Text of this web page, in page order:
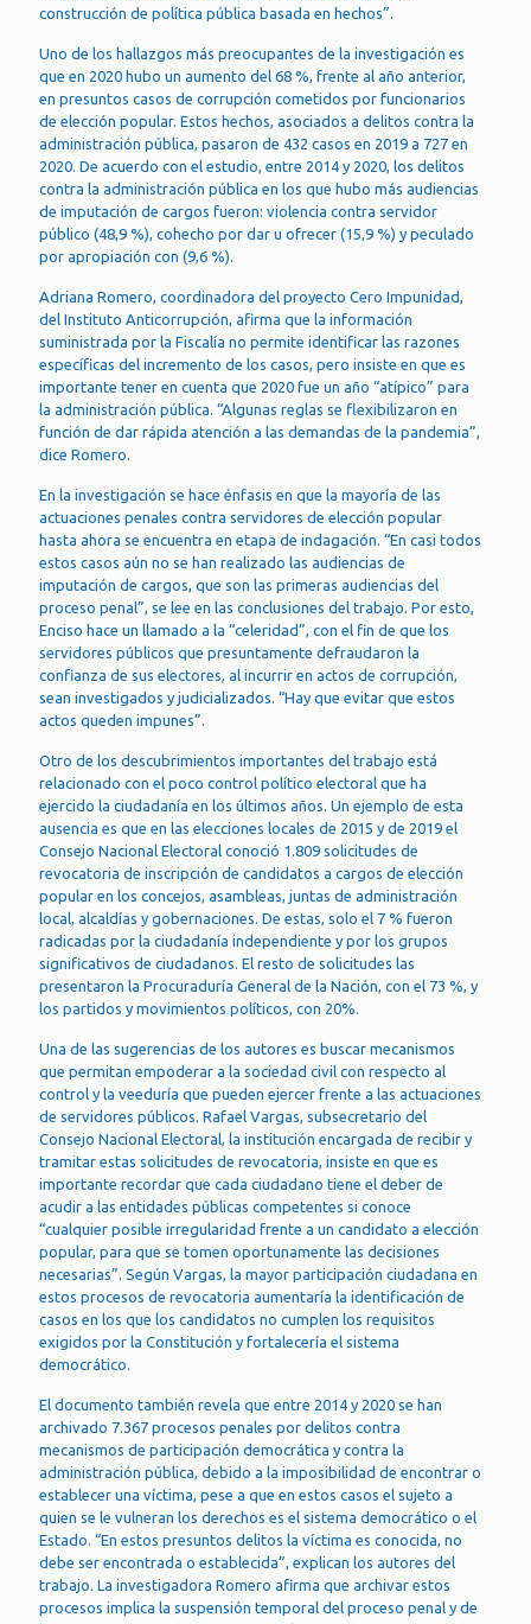
construcción de política pública basada en hechos”.
Uno de los hallazgos más preocupantes de la investigación es
que en 2020 hubo un aumento del 68 %, frente al año anterior,
en presuntos casos de corrupción cometidos por funcionarios
de elección popular. Estos hechos, asociados a delitos contra la
administración pública, pasaron de 432 casos en 2019 a 727 en
2020. De acuerdo con el estudio, entre 2014 y 2020, los delitos
contra la administración pública en los que hubo más audiencias
de imputación de cargos fueron: violencia contra servidor
público (48,9 %), cohecho por dar u ofrecer (15,9 %) y peculado
por apropiación con (9,6 %).
Adriana Romero, coordinadora del proyecto Cero Impunidad,
del Instituto Anticorrupción, afirma que la información
suministrada por la Fiscalía no permite identificar las razones
específicas del incremento de los casos, pero insiste en que es
importante tener en cuenta que 2020 fue un año “atípico” para
la administración pública. “Algunas reglas se flexibilizaron en
función de dar rápida atención a las demandas de la pandemia”,
dice Romero.
En la investigación se hace énfasis en que la mayoría de las
actuaciones penales contra servidores de elección popular
hasta ahora se encuentra en etapa de indagación. “En casi todos
estos casos aún no se han realizado las audiencias de
imputación de cargos, que son las primeras audiencias del
proceso penal”, se lee en las conclusiones del trabajo. Por esto,
Enciso hace un llamado a la “celeridad”, con el fin de que los
servidores públicos que presuntamente defraudaron la
confianza de sus electores, al incurrir en actos de corrupción,
sean investigados y judicializados. “Hay que evitar que estos
actos queden impunes”.
Otro de los descubrimientos importantes del trabajo está
relacionado con el poco control político electoral que ha
ejercido la ciudadanía en los últimos años. Un ejemplo de esta
ausencia es que en las elecciones locales de 2015 y de 2019 el
Consejo Nacional Electoral conoció 1.809 solicitudes de
revocatoria de inscripción de candidatos a cargos de elección
popular en los concejos, asambleas, juntas de administración
local, alcaldías y gobernaciones. De estas, solo el 7 % fueron
radicadas por la ciudadanía independiente y por los grupos
significativos de ciudadanos. El resto de solicitudes las
presentaron la Procuraduría General de la Nación, con el 73 %, y
los partidos y movimientos políticos, con 20%.
Una de las sugerencias de los autores es buscar mecanismos
que permitan empoderar a la sociedad civil con respecto al
control y la veeduría que pueden ejercer frente a las actuaciones
de servidores públicos. Rafael Vargas, subsecretario del
Consejo Nacional Electoral, la institución encargada de recibir y
tramitar estas solicitudes de revocatoria, insiste en que es
importante recordar que cada ciudadano tiene el deber de
acudir a las entidades públicas competentes si conoce
“cualquier posible irregularidad frente a un candidato a elección
popular, para que se tomen oportunamente las decisiones
necesarias”. Según Vargas, la mayor participación ciudadana en
estos procesos de revocatoria aumentaría la identificación de
casos en los que los candidatos no cumplen los requisitos
exigidos por la Constitución y fortalecería el sistema
democrático.
El documento también revela que entre 2014 y 2020 se han
archivado 7.367 procesos penales por delitos contra
mecanismos de participación democrática y contra la
administración pública, debido a la imposibilidad de encontrar o
establecer una víctima, pese a que en estos casos el sujeto a
quien se le vulneran los derechos es el sistema democrático o el
Estado. “En estos presuntos delitos la víctima es conocida, no
debe ser encontrada o establecida”, explican los autores del
trabajo. La investigadora Romero afirma que archivar estos
procesos implica la suspensión temporal del proceso penal y de